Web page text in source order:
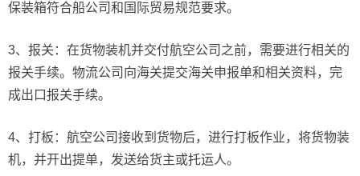
保装箱符合船公司和国际贸易规范要求。
3、报关：在货物装机并交付航空公司之前，需要进行相关的
报关手续。物流公司向海关提交海关申报单和相关资料，完
成出口报关手续。
4、打板：航空公司接收到货物后，进行打板作业，将货物装
机，并开出提单，发送给货主或托运人。